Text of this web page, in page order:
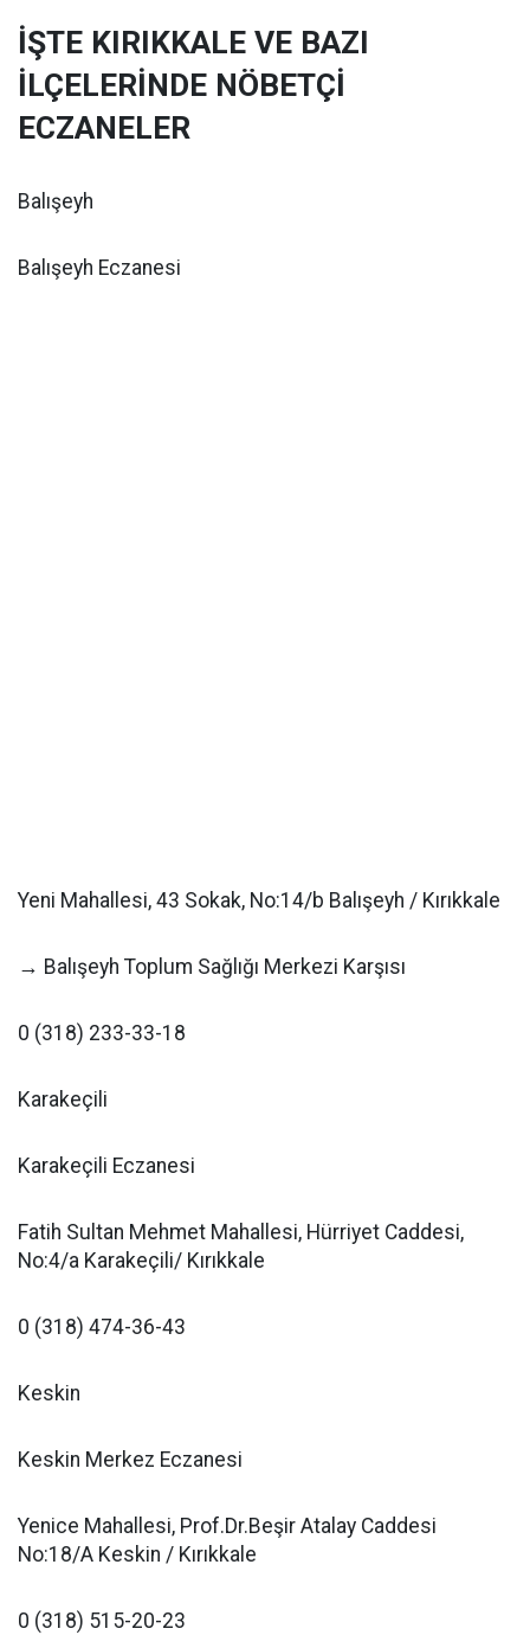
İŞTE KIRIKKALE VE BAZI
İLÇELERİNDE NÖBETÇİ
ECZANELER
Balışeyh
Balışeyh Eczanesi
Yeni Mahallesi, 43 Sokak, No:14/b Balışeyh / Kırıkkale
→ Balışeyh Toplum Sağlığı Merkezi Karşısı
0 (318) 233-33-18
Karakeçili
Karakeçili Eczanesi
Fatih Sultan Mehmet Mahallesi, Hürriyet Caddesi,
No:4/a Karakeçili/ Kırıkkale
0 (318) 474-36-43
Keskin
Keskin Merkez Eczanesi
Yenice Mahallesi, Prof.Dr.Beşir Atalay Caddesi
No:18/A Keskin / Kırıkkale
0 (318) 515-20-23